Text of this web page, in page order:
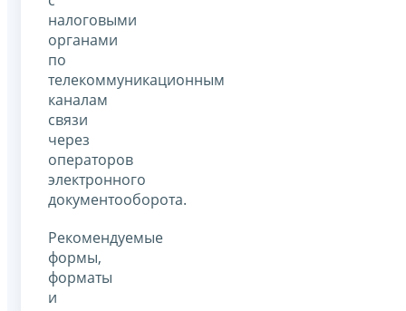
налоговыми
органами
по
телекоммуникационным
каналам
связи
через
операторов
электронного
документооборота.
Рекомендуемые
формы,
форматы
и